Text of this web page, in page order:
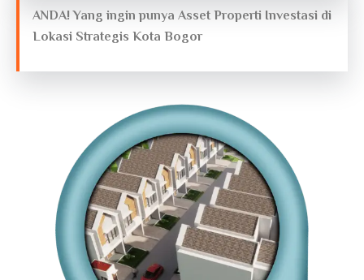
ANDA! Yang ingin punya Asset Properti Investasi di
Lokasi Strategis Kota Bogor